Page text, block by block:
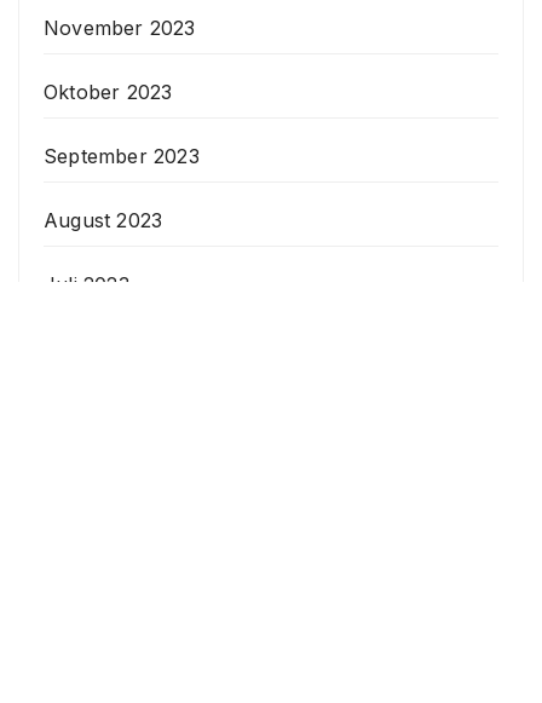
November 2023
Oktober 2023
September 2023
August 2023
Juli 2023